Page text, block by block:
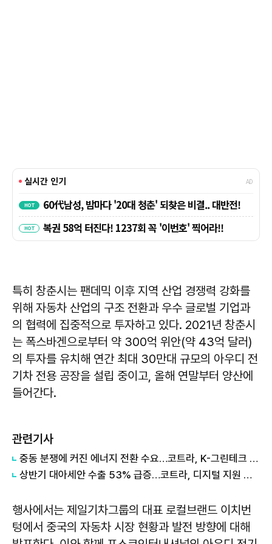
특히 창춘시는 팬데믹 이후 지역 산업 경쟁력 강화를
위해 자동차 산업의 구조 전환과 우수 글로벌 기업과
의 협력에 집중적으로 투자하고 있다. 2021년 창춘시
는 폭스바겐으로부터 약 300억 위안(약 43억 달러)
의 투자를 유치해 연간 최대 30만대 규모의 아우디 전
기차 전용 공장을 설립 중이고, 올해 연말부터 양산에
들어간다.
관련기사
중동 분쟁에 커진 에너지 전환 수요…코트라, K-그린테크 수출길 넓힌다
상반기 대아세안 수출 53% 급증…코트라, 디지털 지원 패키지 가동
행사에서는 제일기차그룹의 대표 로컬브랜드 이치번
텅에서 중국의 자동차 시장 현황과 발전 방향에 대해